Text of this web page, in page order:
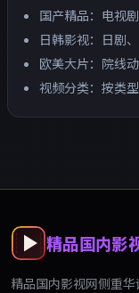
国产精品：电视
日韩影视：日剧
欧美大片：院线
视频分类：按类
精品国内影
精品国内影视网侧重华